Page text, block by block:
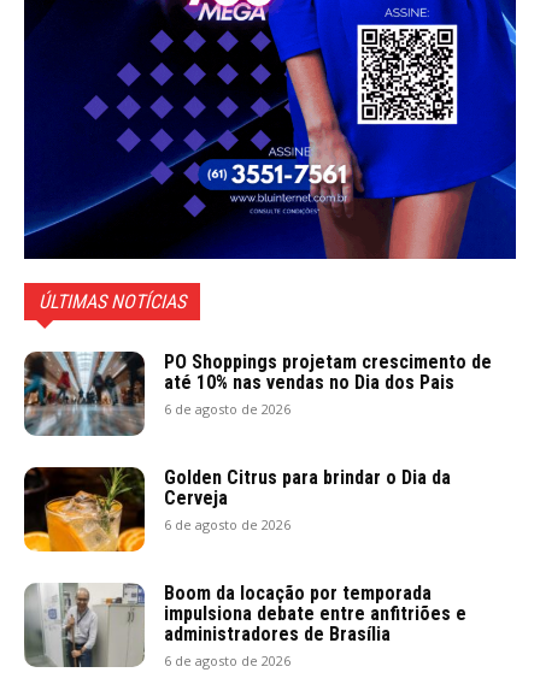
ÚLTIMAS NOTÍCIAS
PO Shoppings projetam crescimento de
até 10% nas vendas no Dia dos Pais
6 de agosto de 2026
Golden Citrus para brindar o Dia da
Cerveja
6 de agosto de 2026
Boom da locação por temporada
impulsiona debate entre anfitriões e
administradores de Brasília
6 de agosto de 2026